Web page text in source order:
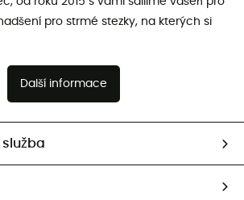
pro strmé stezky, na kterých si
Další informace